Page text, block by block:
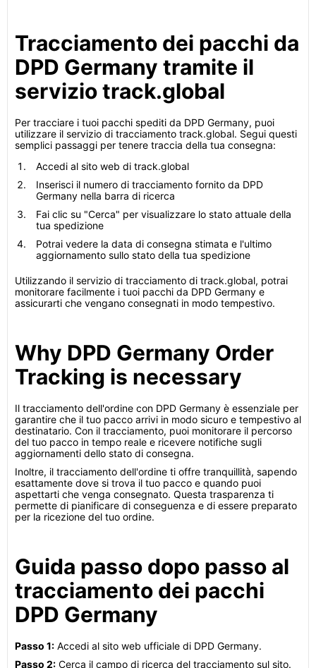
Tracciamento dei pacchi da
DPD Germany tramite il
servizio track.global
Per tracciare i tuoi pacchi spediti da DPD Germany, puoi
utilizzare il servizio di tracciamento track.global. Segui questi
semplici passaggi per tenere traccia della tua consegna:
Accedi al sito web di track.global
Inserisci il numero di tracciamento fornito da DPD
Germany nella barra di ricerca
Fai clic su "Cerca" per visualizzare lo stato attuale della
tua spedizione
Potrai vedere la data di consegna stimata e l'ultimo
aggiornamento sullo stato della tua spedizione
Utilizzando il servizio di tracciamento di track.global, potrai
monitorare facilmente i tuoi pacchi da DPD Germany e
assicurarti che vengano consegnati in modo tempestivo.
Why DPD Germany Order
Tracking is necessary
Il tracciamento dell'ordine con DPD Germany è essenziale per
garantire che il tuo pacco arrivi in modo sicuro e tempestivo al
destinatario. Con il tracciamento, puoi monitorare il percorso
del tuo pacco in tempo reale e ricevere notifiche sugli
aggiornamenti dello stato di consegna.
Inoltre, il tracciamento dell'ordine ti offre tranquillità, sapendo
esattamente dove si trova il tuo pacco e quando puoi
aspettarti che venga consegnato. Questa trasparenza ti
permette di pianificare di conseguenza e di essere preparato
per la ricezione del tuo ordine.
Guida passo dopo passo al
tracciamento dei pacchi
DPD Germany
Passo 1: Accedi al sito web ufficiale di DPD Germany.
Passo 2: Cerca il campo di ricerca del tracciamento sul sito.